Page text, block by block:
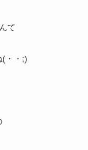
て
(・・;)